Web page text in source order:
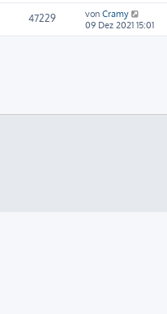
47229 von Cramy
09 Dez 2021 15:01